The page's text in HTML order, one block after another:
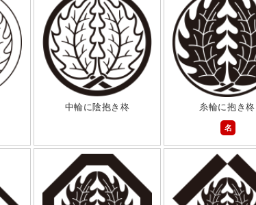
中輪に陰抱き柊
糸輪に抱き柊
名